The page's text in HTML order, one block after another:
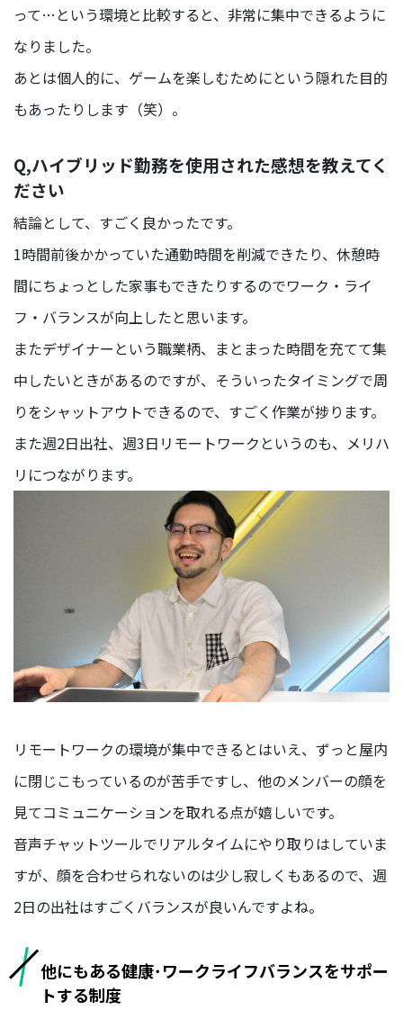
部
って…という環境と比較すると、非常に集中できるように
なりました。
あとは個人的に、ゲームを楽しむためにという隠れた目的
もあったりします（笑）。
Q,ハイブリッド勤務を使用された感想を教えてく
ださい
結論として、すごく良かったです。
1時間前後かかっていた通勤時間を削減できたり、休憩時
間にちょっとした家事もできたりするのでワーク・ライ
フ・バランスが向上したと思います。
またデザイナーという職業柄、まとまった時間を充てて集
中したいときがあるのですが、そういったタイミングで周
りをシャットアウトできるので、すごく作業が捗ります。
また週2日出社、週3日リモートワークというのも、メリハ
リにつながります。
リモートワークの環境が集中できるとはいえ、ずっと屋内
に閉じこもっているのが苦手ですし、他のメンバーの顔を
見てコミュニケーションを取れる点が嬉しいです。
音声チャットツールでリアルタイムにやり取りはしていま
すが、顔を合わせられないのは少し寂しくもあるので、週
2日の出社はすごくバランスが良いんですよね。
他にもある健康･ワークライフバランスをサポー
トする制度